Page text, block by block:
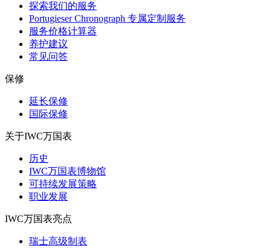
探索我们的服务
Portugieser Chronograph 专属定制服务
服务价格计算器
养护建议
常见问答
保修
延长保修
国际保修
关于IWC万国表
历史
IWC万国表博物馆
可持续发展策略
职业发展
IWC万国表亮点
瑞士高级制表